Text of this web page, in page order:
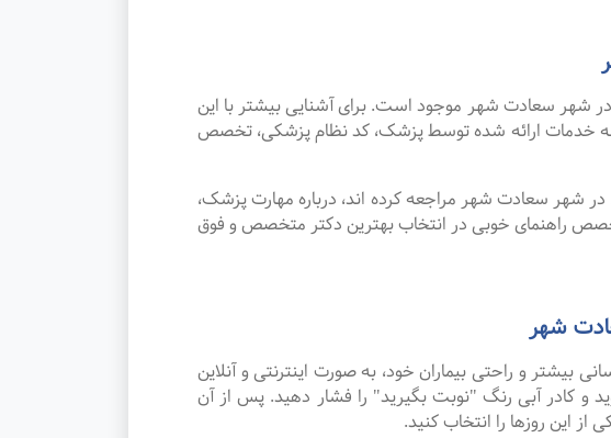
سعادت شهر موجود است. برای آشنایی بیشتر با این
خدمات ارائه شده توسط پزشک، کد نظام پزشکی، تخصص
شهر سعادت شهر مراجعه کرده اند، درباره مهارت پزشک،
راهنمای خوبی در انتخاب بهترین دکتر متخصص و فوق
شهر
و راحتی بیماران خود، به صورت اینترنتی و آنلاین
و کادر آبی رنگ "نوبت بگیرید" را فشار دهید. پس از آن
این روزها را انتخاب کنید.